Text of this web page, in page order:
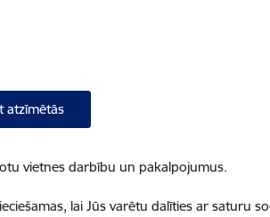
atzīmētās
vietnes darbību un pakalpojumus.
lai Jūs varētu dalīties ar saturu